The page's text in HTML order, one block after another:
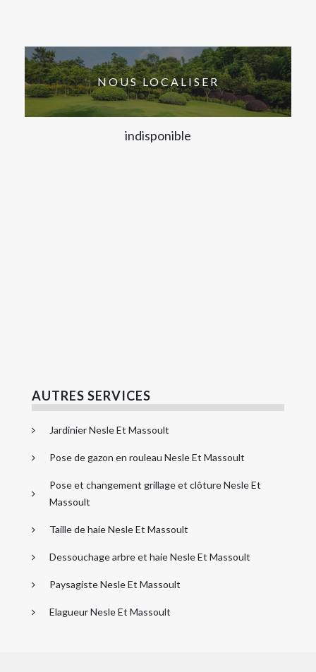
NOUS LOCALISER
indisponible
AUTRES SERVICES
Jardinier Nesle Et Massoult
Pose de gazon en rouleau Nesle Et Massoult
Pose et changement grillage et clôture Nesle Et
Massoult
Taille de haie Nesle Et Massoult
Dessouchage arbre et haie Nesle Et Massoult
Paysagiste Nesle Et Massoult
Elagueur Nesle Et Massoult